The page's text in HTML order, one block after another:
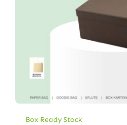
Box Ready Stock